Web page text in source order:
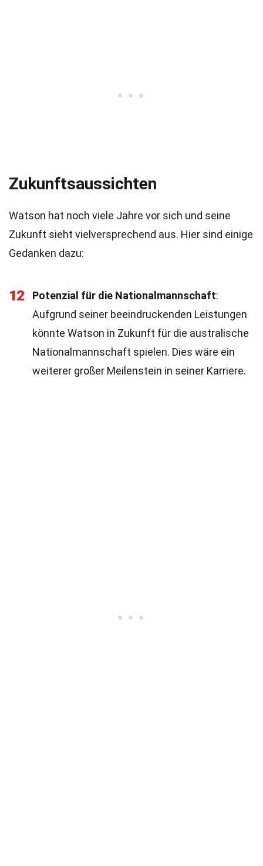
Zukunftsaussichten
Watson hat noch viele Jahre vor sich und seine
Zukunft sieht vielversprechend aus. Hier sind einige
Gedanken dazu:
12 Potenzial für die Nationalmannschaft:
Aufgrund seiner beeindruckenden Leistungen
könnte Watson in Zukunft für die australische
Nationalmannschaft spielen. Dies wäre ein
weiterer großer Meilenstein in seiner Karriere.